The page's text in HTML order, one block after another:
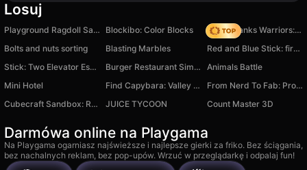
Losuj
Playground Ragdoll Sandbox Blockibo: Color Blocks
Age of Tanks Warriors: TD War
Bolts and nuts sorting
Blasting Marbles
Red and Blue Stick: fire and water 2
Stick: Two Elevator Escape
Burger Restaurant Simulator 3D
Animals Battle
Mini Hotel
Find Capybara: Valley of Monsters
From Nerd To Fab: Prom Edition
Cubecraft Sandbox: Ragdoll Playground
JUICE TYCOON Count Master 3D
Darmówa online na Playgama
Na Playgama ogarniasz najświeższe i najlepsze gierki za friko. Bez ściągania,
bez nachalnych reklam, bez pop-upów. Wrzuć w przeglądarkę i odpalaj fun!